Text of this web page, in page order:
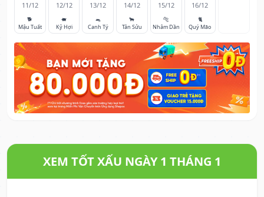
11/12
🐕
Mậu Tuất
12/12
🐖
Kỷ Hợi
13/12
🐀
Canh Tý
14/12
🐂
Tân Sửu
15/12
🐅
Nhâm Dần
16/12
🐈
Quý Mão
XEM TỐT XẤU NGÀY 1 THÁNG 1